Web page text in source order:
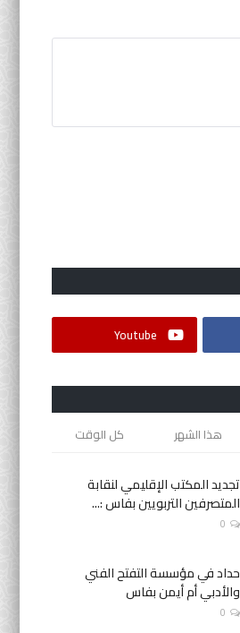
Youtube
هذا الشهر كل الوقت
تجديد المكتب الإقليمي لنقابة
المتصرفين التربويين بفاس :...
0
حداد في مؤسسة التفتح الفني
والأدبي أم أيمن بفاس
0